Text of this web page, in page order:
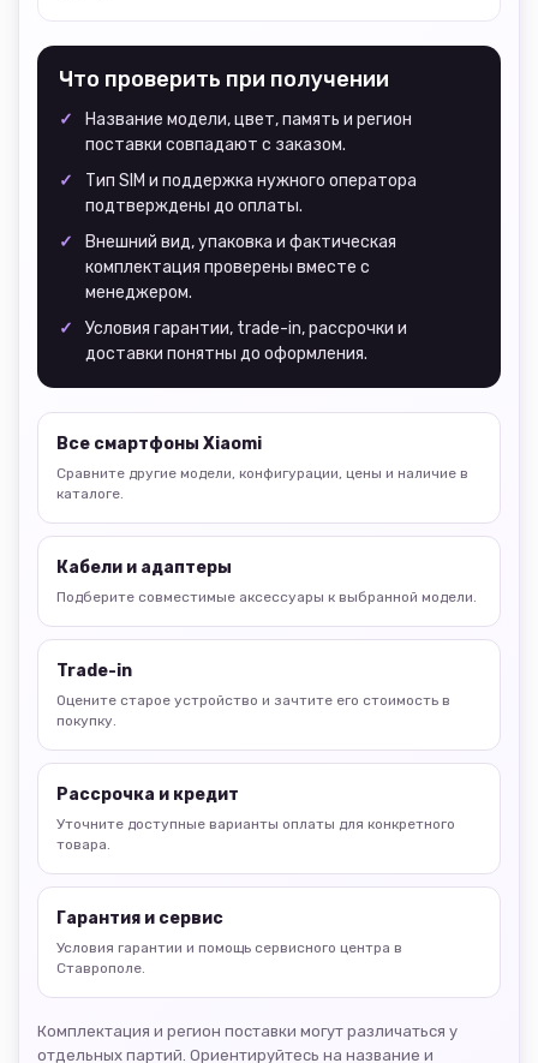
Что проверить при получении
Название модели, цвет, память и регион
поставки совпадают с заказом.
Тип SIM и поддержка нужного оператора
подтверждены до оплаты.
Внешний вид, упаковка и фактическая
комплектация проверены вместе с
менеджером.
Условия гарантии, trade-in, рассрочки и
доставки понятны до оформления.
Все смартфоны Xiaomi
Сравните другие модели, конфигурации, цены и наличие в
каталоге.
Кабели и адаптеры
Подберите совместимые аксессуары к выбранной модели.
Trade-in
Оцените старое устройство и зачтите его стоимость в
покупку.
Рассрочка и кредит
Уточните доступные варианты оплаты для конкретного
товара.
Гарантия и сервис
Условия гарантии и помощь сервисного центра в
Ставрополе.
Комплектация и регион поставки могут различаться у
отдельных партий. Ориентируйтесь на название и